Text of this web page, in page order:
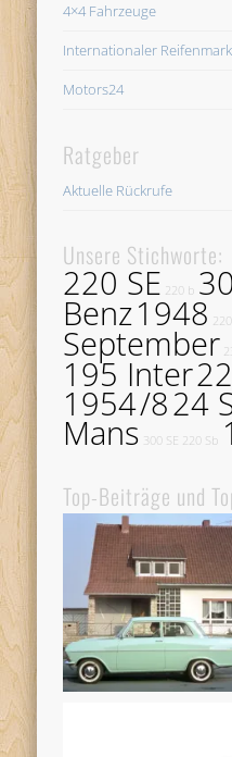
4×4 Fahrzeuge
Internationaler
Motors24
Ratgeber
Aktuelle Rückrufe
Unsere Stichworte:
220 SE 220 b
Benz1948
September
195 Inter
1954/824
Mans 300 SE 220 Sb
Top-Beiträge und